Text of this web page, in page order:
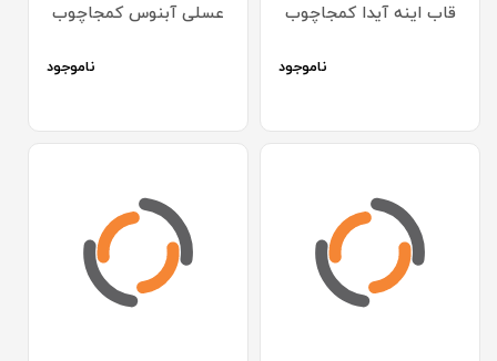
قاب اینه آیدا کمجاچوب
ناموجود
عسلی آبنوس کمجاچوب
ناموجود